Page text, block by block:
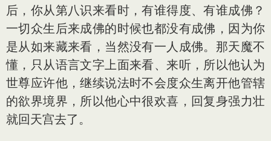
后，你从第八识来看时，有谁得度、有谁成佛？
一切众生后来成佛的时候也都没有成佛，因为你
是从如来藏来看，当然没有一人成佛。那天魔不
懂，只从语言文字上面来看、来听，所以他认为
世尊应许他，继续说法时不会度众生离开他管辖
的欲界境界，所以他心中很欢喜，回复身强力壮
就回天宫去了。